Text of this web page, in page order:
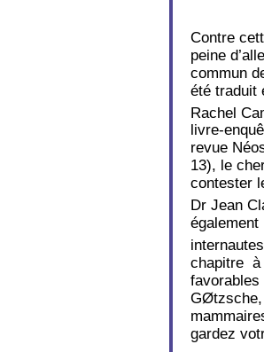
Contre
peine
commun
été traduit
Rachel
livre-
revue
13), le
contester
Dr Jean
chapitre à
GØtzsche,
gardez